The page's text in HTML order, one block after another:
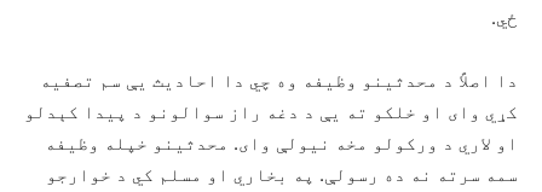
ځي.
دا اصلاً د محدثینو وظیفه وه چي دا احادیث یې سم تصفیه
کړي وای او خلکو ته یې د دغه راز سوالونو د پیدا کېدلو
او لاري د ورکولو مخه نیولې وای. محدثینو خپله وظیفه
سمه سرته نه ده رسولې. په بخاري او مسلم کي د خوارجو